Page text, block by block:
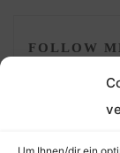
FOLLOW